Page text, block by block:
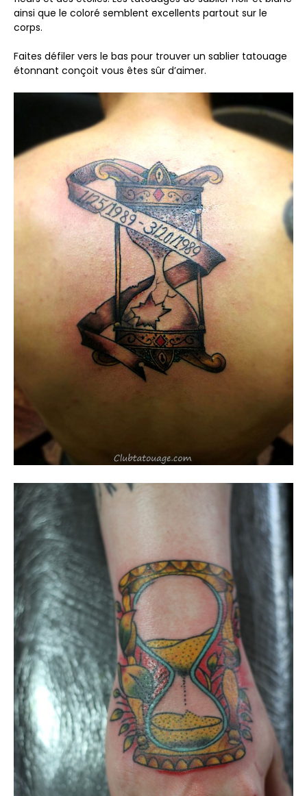
ainsi que le coloré semblent excellents partout sur le
corps.
Faites défiler vers le bas pour trouver un sablier tatouage
étonnant conçoit vous êtes sûr d’aimer.